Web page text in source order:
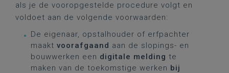
als je de vooropgestelde procedure volgt en
voldoet aan de volgende voorwaarden:
De eigenaar, opstalhouder of erfpachter
maakt voorafgaand aan de slopings- en
bouwwerken een digitale melding te
maken van de toekomstige werken bij